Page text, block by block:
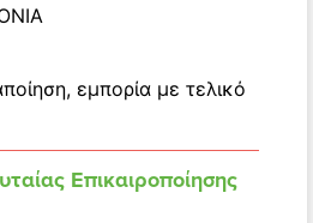
εμπορία με τελικό
Επικαιροποίησης